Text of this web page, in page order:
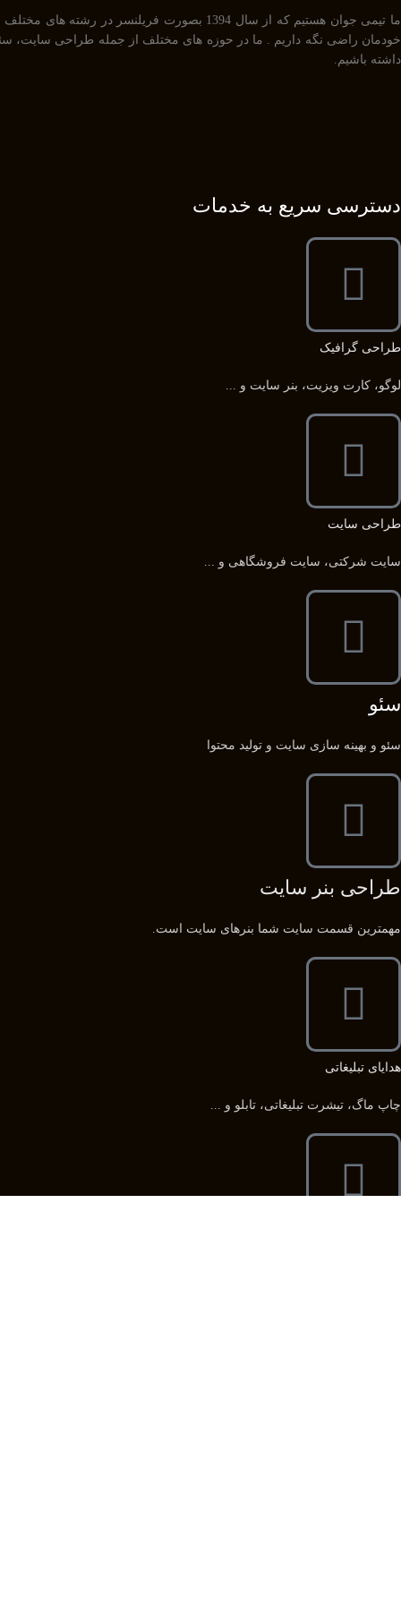
داشته باشیم.
دسترسی سریع به خدمات
طراحی گرافیک
لوگو، کارت ویزیت، بنر سایت و ...
طراحی سایت
سایت شرکتی، سایت فروشگاهی و ...
سئو
سئو و بهینه سازی سایت و تولید محتوا
طراحی بنر سایت
مهمترین قسمت سایت شما بنرهای سایت است.
هدایای تبلیغاتی
چاپ ماگ، تیشرت تبلیغاتی، تابلو و ...